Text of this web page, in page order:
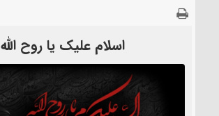
اسلام علیک یا روح الله